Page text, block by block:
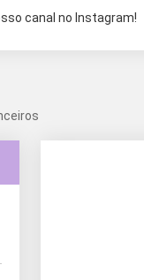
canal no Instagram!